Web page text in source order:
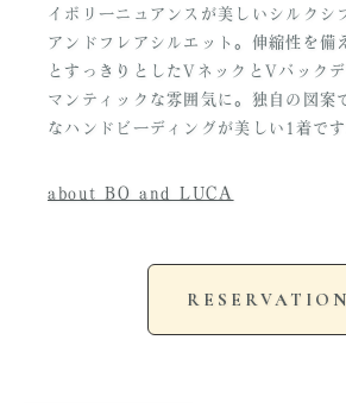
イボリーニュアンスが美しいシルクシ
アンドフレアシルエット。伸縮性を備
とすっきりとしたVネックとVバック
マンティックな雰囲気に。独自の図案
なハンドビーディングが美しい1着です
about BO and LUCA
RESERVATION